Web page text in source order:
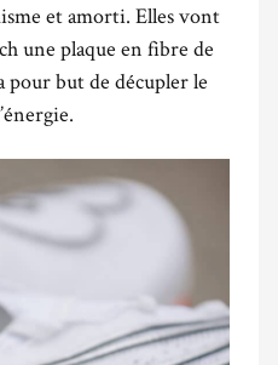
et amorti. Elles vont
une plaque en fibre de
but de décupler le